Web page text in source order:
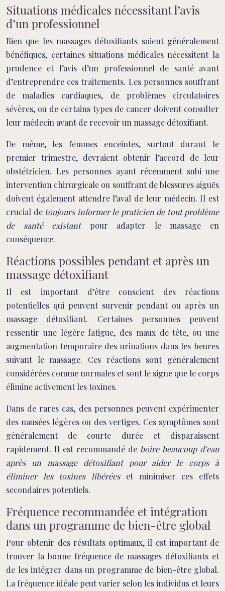
Situations médicales nécessitant l’avis
d’un professionnel
Bien que les massages détoxifiants soient généralement
bénéfiques, certaines situations médicales nécessitent la
prudence et l’avis d’un professionnel de santé avant
d’entreprendre ces traitements. Les personnes souffrant
de maladies cardiaques, de problèmes circulatoires
sévères, ou de certains types de cancer doivent consulter
leur médecin avant de recevoir un massage détoxifiant.
De même, les femmes enceintes, surtout durant le
premier trimestre, devraient obtenir l’accord de leur
obstétricien. Les personnes ayant récemment subi une
intervention chirurgicale ou souffrant de blessures aiguës
doivent également attendre l’aval de leur médecin. Il est
crucial de toujours informer le praticien de tout problème
de santé existantpour adapter le massage en
conséquence.
Réactions possibles pendant et après un
massage détoxifiant
Il est important d’être conscient des réactions
potentielles qui peuvent survenir pendant ou après un
massage détoxifiant. Certaines personnes peuvent
ressentir une légère fatigue, des maux de tête, ou une
augmentation temporaire des urinations dans les heures
suivant le massage. Ces réactions sont généralement
considérées comme normales et sont le signe que le corps
élimine activement les toxines.
Dans de rares cas, des personnes peuvent expérimenter
des nausées légères ou des vertiges. Ces symptômes sont
généralement de courte durée et disparaissent
rapidement. Il est recommandé de boire beaucoup d’eau
après un massage détoxifiant pour aider le corps à
éliminer les toxines libéréeset minimiser ces effets
secondaires potentiels.
Fréquence recommandée et intégration
dans un programme de bien-être global
Pour obtenir des résultats optimaux, il est important de
trouver la bonne fréquence de massages détoxifiants et
de les intégrer dans un programme de bien-être global.
La fréquence idéale peut varier selon les individus et leurs